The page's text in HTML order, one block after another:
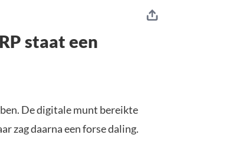
staat een
De digitale munt bereikte
zag daarna een forse daling.